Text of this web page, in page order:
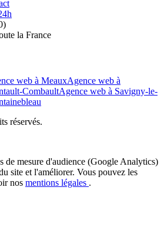
la France
web à MeauxAgence web à
CombaultAgence web à Savigny-le-
réservés.
de mesure d'audience (Google Analytics)
site et l'améliorer. Vous pouvez les
nos mentions légales .